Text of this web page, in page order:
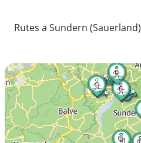
Rutes a Sundern (Sauerland)